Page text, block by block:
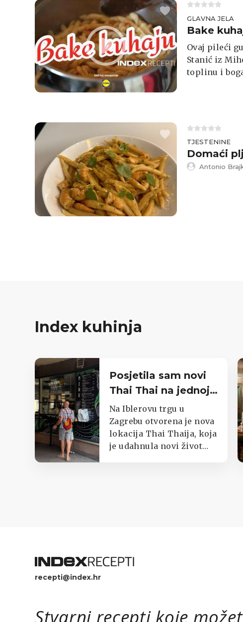
GLAVNA JELA
Bake
Ovaj pileći
Stanić iz
toplinu i
kroz
TJESTENINE
Domaći
Antonio
Index kuhinja
Posjetila sam novi
Thai Thai na jednoj
od najprometnijih
zagrebačkih
lokacija
Na Iblerovu trgu u
Zagrebu otvorena je nova
lokacija Thai Thaija, koja
je udahnula novi život
recepti@index.hr
Stvarni recepti koje